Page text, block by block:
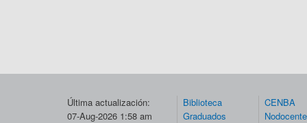
Última actualización:
07-Aug-2026 1:58 am
Biblioteca
Graduados
CENBA